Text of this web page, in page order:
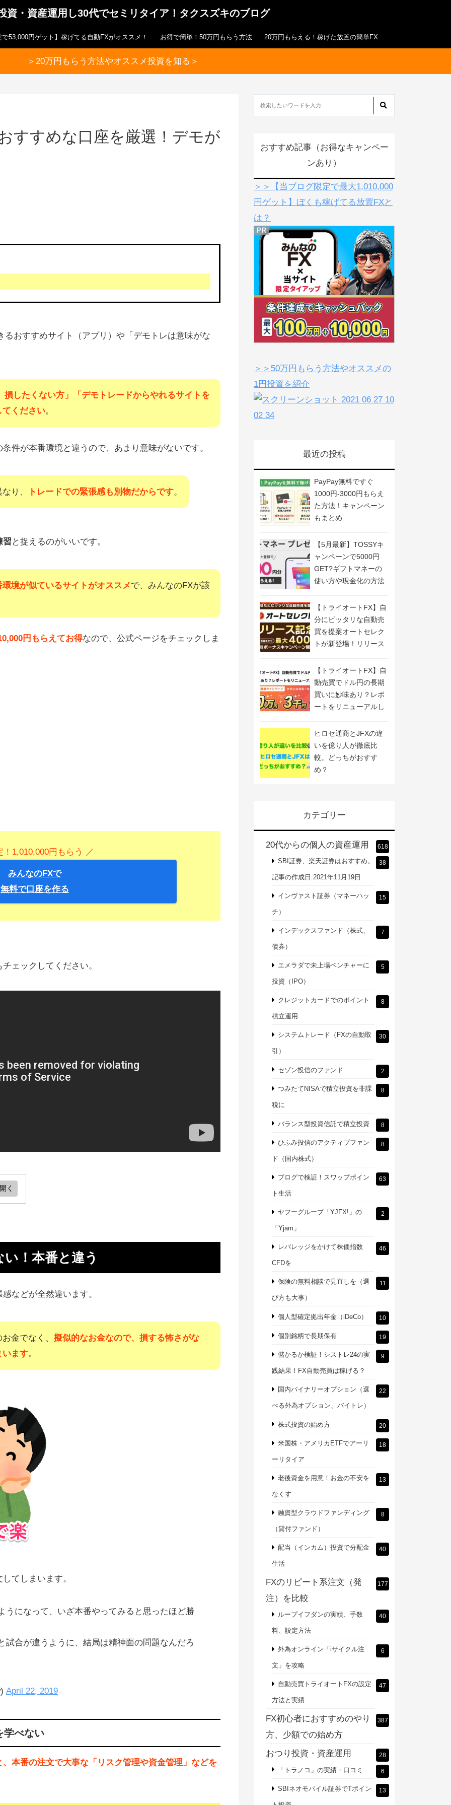
資・資産運用し30代でセミリタイア！タクスズキのブログ
53,000円ゲット】稼げてる自動FXがオススメ！ お得で簡単！50万円もらう方法 20万円もらえる！稼げた放置の簡単FX
＞20万円もらう方法やオススメ投資を知る＞
すすめな口座を厳選！デモが
おすすめサイト（アプリ）や「デモトレは意味がな
損したくない方」「デモトレードからやれるサイトを
てください。
件が本番環境と違うので、あまり意味がないです。
り、 トレードでの緊張感も別物だからです。
習 と捉えるのがいいです。
境が似ているサイトがオススメで、みんなのFXが該
円もらえてお得なので、公式ページをチェックしま
！1,010,000円もらう ／
みんなのFXで
無料で口座を作る
ェックしてください。
！本番と違う
などが全然違います。
金でなく、 擬似的なお金なので、損する怖さがな
います。
てしまいます。
うになって、いざ本番やってみると思ったほど勝
試合が違うように、結局は精神面の問題なんだろ
April 22, 2019
学べない
本番の注文で大事な「リスク管理や資金管理」などを
おすすめ記事（お得なキャンペー
ンあり）
＞＞【当ブログ限定で最大1,010,000
円ゲット】ぼくも稼げてる放置FXと
は？
＞＞50万円もらう方法やオススメの
1円投資を紹介
最近の投稿
PayPay無料ですぐ
1000円-3000円もらえ
た方法！キャンペーン
もまとめ
【5月最新】TOSSYキ
ャンペーンで5000円
GET?ギフトマネーの
使い方や現金化の方法
【トライオートFX】自
分にピッタリな自動売
買を提案オートセレク
トが新登場！リリース
催！
【トライオートFX】自
動売買でドル円の長期
買いに妙味あり？レポ
ートをリニューアルし
ヒロセ通商とJFXの違
いを億り人が徹底比
較。どっちがおすす
め？
カテゴリー
20代からの個人の資産運用 618
SBI証券、楽天証券はおすすめ。
記事の作成日:2021年11月19日
38
インヴァスト証券（マネーハッ
チ）
15
インデックスファンド（株式、
債券）
7
エメラダで未上場ベンチャーに
投資（IPO）
5
クレジットカードでのポイント
積立運用
8
システムトレード（FXの自動取
引）
30
セゾン投信のファンド 2
つみたてNISAで積立投資を非課
税に
8
バランス型投資信託で積立投資 8
ひふみ投信のアクティブファン
ド（国内株式）
8
ブログで検証！スワップポイン
ト生活
63
ヤフーグループ「YJFX!」の
「Yjam」
2
レバレッジをかけて株価指数
CFDを
46
保険の無料相談で見直しを（選
び方も大事）
11
個人型確定拠出年金（iDeCo） 10
個別銘柄で長期保有 19
儲かるか検証！シストレ24の実
践結果！FX自動売買は稼げる？
9
国内バイナリーオプション（選
べる外為オプション、バイトレ）
22
株式投資の始め方 20
米国株・アメリカETFでアーリ
ーリタイア
18
老後資金を用意！お金の不安を
なくす
13
融資型クラウドファンディング
（貸付ファンド）
8
配当（インカム）投資で分配金
生活
40
FXのリピート系注文（発
注）を比較
177
ループイフダンの実績、手数
料、設定方法
40
外為オンライン「iサイクル注
文」を攻略
6
自動売買トライオートFXの設定
方法と実績
47
FX初心者におすすめのやり
方、少額での始め方
387
おつり投資・資産運用 28
「トラノコ」の実績・口コミ 6
SBIネオモバイル証券でTポイン 13